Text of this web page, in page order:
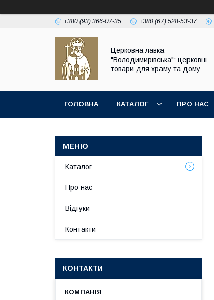
+380 (93) 366-07-35 +380 (67) 528-53-37
Церковна лавка
"Володимирівська": церковні
товари для храму та дому
ГОЛОВНА КАТАЛОГ ПРО НАС
Каталог
Про нас
Відгуки
Контакти
КОНТАКТИ